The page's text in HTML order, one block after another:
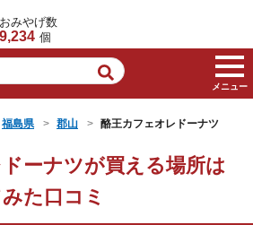
おみや
おみやげ数
9,234 個
メニュー
福島県 郡山 酪王カフェオレドーナツ
ーナツが買える場所は
た口コミ